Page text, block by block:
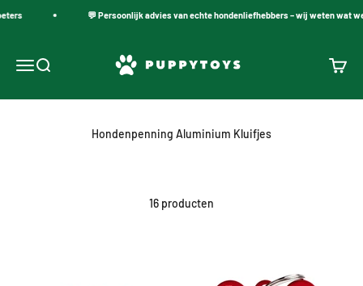
💬 Persoonlijk advies van echte hondenliefhebbers – wij weten wat
Navigatiemenu openen
Zoeken openen
PuppyToys.nl
Hondenpenning Aluminium Kluifjes
16 producten